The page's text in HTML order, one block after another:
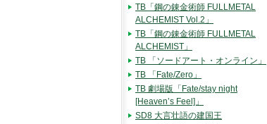
TB「鋼の錬金術師 FULLMETAL
ALCHEMIST Vol.2」
TB「鋼の錬金術師 FULLMETAL
ALCHEMIST」
TB 「ソードアート・オンライン」
TB 「Fate/Zero」
TB 劇場版「Fate/stay night
[Heaven’s Feel]」
SD8 大言壮語の建国王